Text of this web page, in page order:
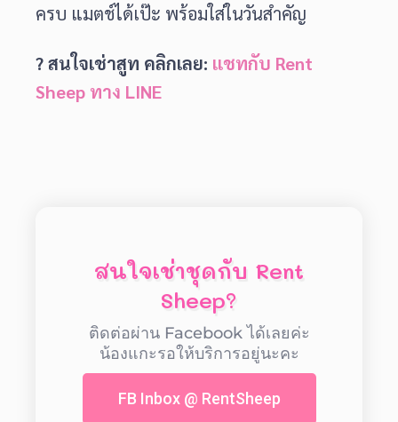
ครบ แมตช์ได้เป๊ะ พร้อมใส่ในวันสำคัญ
? สนใจเช่าสูท คลิกเลย: แชทกับ Rent
Sheep ทาง LINE
สนใจเช่าชุดกับ Rent
Sheep?
ติดต่อผ่าน Facebook ได้เลยค่ะ
น้องแกะรอให้บริการอยู่นะคะ
FB Inbox @ RentSheep